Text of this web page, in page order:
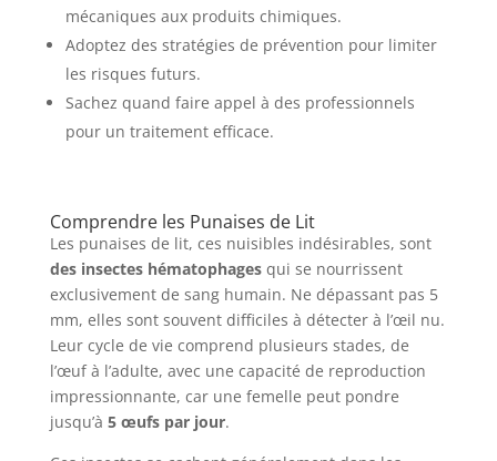
mécaniques aux produits chimiques.
Adoptez des stratégies de prévention pour limiter
les risques futurs.
Sachez quand faire appel à des professionnels
pour un traitement efficace.
Comprendre les Punaises de Lit
Les punaises de lit, ces nuisibles indésirables, sont
des insectes hématophagesqui se nourrissent
exclusivement de sang humain. Ne dépassant pas 5
mm, elles sont souvent difficiles à détecter à l’œil nu.
Leur cycle de vie comprend plusieurs stades, de
l’œuf à l’adulte, avec une capacité de reproduction
impressionnante, car une femelle peut pondre
jusqu’à 5 œufs par jour.